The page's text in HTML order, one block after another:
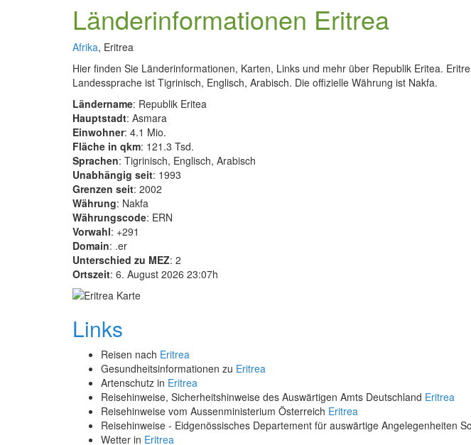
Länderinformationen Eritrea
Afrika, Eritrea
Hier finden Sie Länderinformationen, Karten, Links und mehr über Republik Eritea.
Landessprache ist Tigrinisch, Englisch, Arabisch. Die offizielle Währung ist Nakfa.
Ländername: Republik Eritea
Hauptstadt: Asmara
Einwohner: 4.1 Mio.
Fläche in qkm: 121.3 Tsd.
Sprachen: Tigrinisch, Englisch, Arabisch
Unabhängig seit: 1993
Grenzen seit: 2002
Währung: Nakfa
Währungscode: ERN
Vorwahl: +291
Domain: .er
Unterschied zu MEZ: 2
Ortszeit: 6. August 2026 23:07h
Links
Reisen nach Eritrea
Gesundheitsinformationen zu Eritrea
Artenschutz in Eritrea
Reisehinweise, Sicherheitshinweise des Auswärtigen Amts Deutschland Eritrea
Reisehinweise vom Aussenministerium Österreich Eritrea
Reisehinweise - Eidgenössisches Departement für auswärtige Angelegenheiten
Wetter in Eritrea